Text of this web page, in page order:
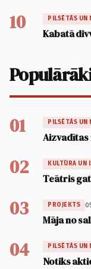
10 PILSĒTĀS UN
Kabatā
01 PILSĒTĀS UN
Aizvadītas
02 KULTŪRA UN
Teātris
03 PROJEKTS
Māja no
04 PILSĒTĀS UN
Notiks